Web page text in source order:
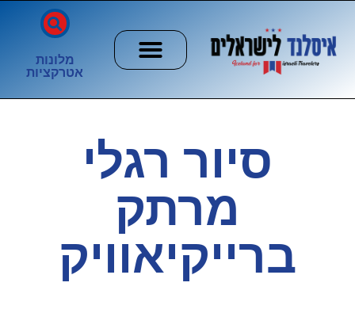
מלונות
אטרקציות
סיור רגלי
מרתק
ברייקיאוויק